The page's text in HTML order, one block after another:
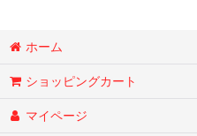
ホーム
ショッピングカート
マイページ